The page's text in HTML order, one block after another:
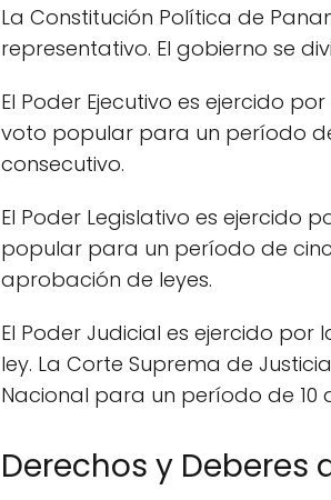
La Constitución Política de
representativo. El gobierno se
El Poder Ejecutivo es ejercido
voto popular para un período
consecutivo.
El Poder Legislativo es ejercido
popular para un período de
aprobación de leyes.
El Poder Judicial es ejercido
ley. La Corte Suprema de
Nacional para un período de 10
Derechos y Deberes